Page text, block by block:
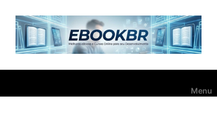
para
conteúdo
Menu